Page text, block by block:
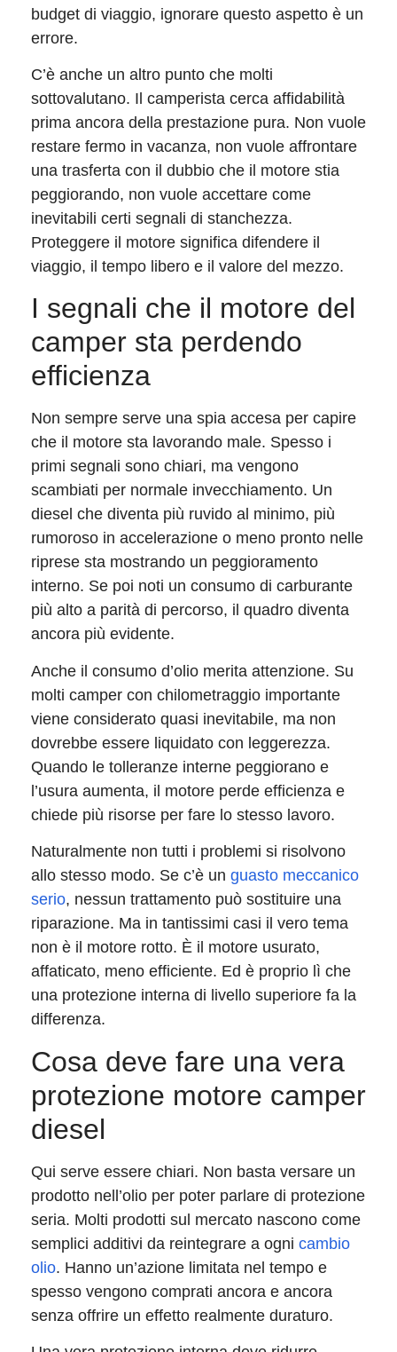
budget di viaggio, ignorare questo aspetto è un
errore.
C’è anche un altro punto che molti
sottovalutano. Il camperista cerca affidabilità
prima ancora della prestazione pura. Non vuole
restare fermo in vacanza, non vuole affrontare
una trasferta con il dubbio che il motore stia
peggiorando, non vuole accettare come
inevitabili certi segnali di stanchezza.
Proteggere il motore significa difendere il
viaggio, il tempo libero e il valore del mezzo.
I segnali che il motore del
camper sta perdendo
efficienza
Non sempre serve una spia accesa per capire
che il motore sta lavorando male. Spesso i
primi segnali sono chiari, ma vengono
scambiati per normale invecchiamento. Un
diesel che diventa più ruvido al minimo, più
rumoroso in accelerazione o meno pronto nelle
riprese sta mostrando un peggioramento
interno. Se poi noti un consumo di carburante
più alto a parità di percorso, il quadro diventa
ancora più evidente.
Anche il consumo d’olio merita attenzione. Su
molti camper con chilometraggio importante
viene considerato quasi inevitabile, ma non
dovrebbe essere liquidato con leggerezza.
Quando le tolleranze interne peggiorano e
l’usura aumenta, il motore perde efficienza e
chiede più risorse per fare lo stesso lavoro.
Naturalmente non tutti i problemi si risolvono
allo stesso modo. Se c’è un guasto meccanico
serio, nessun trattamento può sostituire una
riparazione. Ma in tantissimi casi il vero tema
non è il motore rotto. È il motore usurato,
affaticato, meno efficiente. Ed è proprio lì che
una protezione interna di livello superiore fa la
differenza.
Cosa deve fare una vera
protezione motore camper
diesel
Qui serve essere chiari. Non basta versare un
prodotto nell’olio per poter parlare di protezione
seria. Molti prodotti sul mercato nascono come
semplici additivi da reintegrare a ogni cambio
olio. Hanno un’azione limitata nel tempo e
spesso vengono comprati ancora e ancora
senza offrire un effetto realmente duraturo.